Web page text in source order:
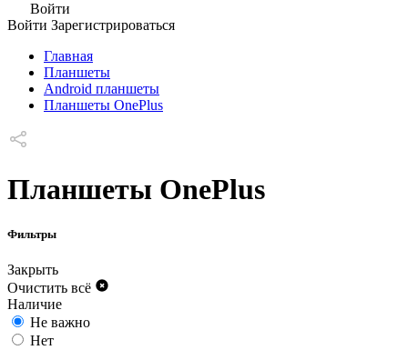
Войти
Войти Зарегистрироваться
Главная
Планшеты
Android планшеты
Планшеты OnePlus
Планшеты OnePlus
Фильтры
Закрыть
Очистить всё
Наличие
Не важно
Нет